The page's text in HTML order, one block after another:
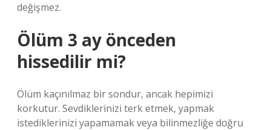
değişmez.
Ölüm 3 ay önceden
hissedilir mi?
Ölüm kaçınılmaz bir sondur, ancak hepimizi
korkutur. Sevdiklerinizi terk etmek, yapmak
istediklerinizi yapamamak veya bilinmezliğe doğru